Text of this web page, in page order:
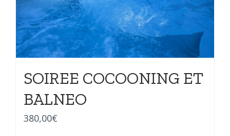
SOIREE COCOONING ET
BALNEO
380,00€